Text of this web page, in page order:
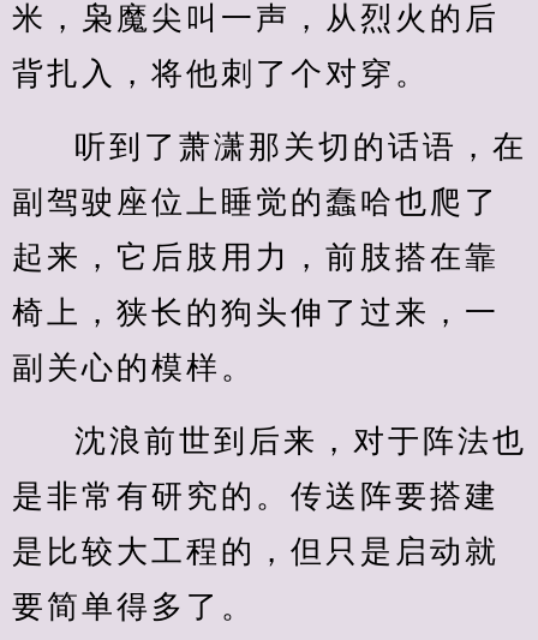
米，枭魔尖叫一声，从烈火的后
背扎入，将他刺了个对穿。
听到了萧潇那关切的话语，在
副驾驶座位上睡觉的蠢哈也爬了
起来，它后肢用力，前肢搭在靠
椅上，狭长的狗头伸了过来，一
副关心的模样。
沈浪前世到后来，对于阵法也
是非常有研究的。传送阵要搭建
是比较大工程的，但只是启动就
要简单得多了。